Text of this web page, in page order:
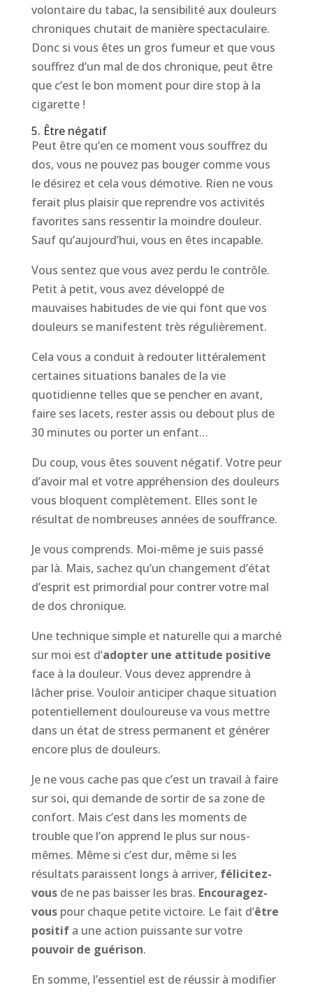
volontaire du tabac, la sensibilité aux douleurs
chroniques chutait de manière spectaculaire.
Donc si vous êtes un gros fumeur et que vous
souffrez d’un mal de dos chronique, peut être
que c’est le bon moment pour dire stop à la
cigarette !
5. Être négatif
Peut être qu’en ce moment vous souffrez du
dos, vous ne pouvez pas bouger comme vous
le désirez et cela vous démotive. Rien ne vous
ferait plus plaisir que reprendre vos activités
favorites sans ressentir la moindre douleur.
Sauf qu’aujourd’hui, vous en êtes incapable.
Vous sentez que vous avez perdu le contrôle.
Petit à petit, vous avez développé de
mauvaises habitudes de vie qui font que vos
douleurs se manifestent très régulièrement.
Cela vous a conduit à redouter littéralement
certaines situations banales de la vie
quotidienne telles que se pencher en avant,
faire ses lacets, rester assis ou debout plus de
30 minutes ou porter un enfant…
Du coup, vous êtes souvent négatif. Votre peur
d’avoir mal et votre appréhension des douleurs
vous bloquent complètement. Elles sont le
résultat de nombreuses années de souffrance.
Je vous comprends. Moi-même je suis passé
par là. Mais, sachez qu’un changement d’état
d’esprit est primordial pour contrer votre mal
de dos chronique.
Une technique simple et naturelle qui a marché
sur moi est d’adopter une attitude positive
face à la douleur. Vous devez apprendre à
lâcher prise. Vouloir anticiper chaque situation
potentiellement douloureuse va vous mettre
dans un état de stress permanent et générer
encore plus de douleurs.
Je ne vous cache pas que c’est un travail à faire
sur soi, qui demande de sortir de sa zone de
confort. Mais c’est dans les moments de
trouble que l’on apprend le plus sur nous-
mêmes. Même si c’est dur, même si les
résultats paraissent longs à arriver, félicitez-
vousde ne pas baisser les bras. Encouragez-
vouspour chaque petite victoire. Le fait d’être
positifa une action puissante sur votre
pouvoir de guérison.
En somme, l’essentiel est de réussir à modifier